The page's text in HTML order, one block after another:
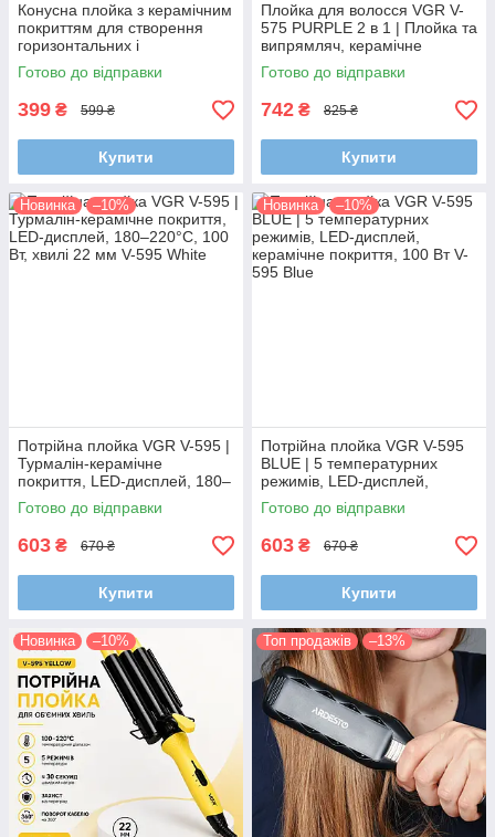
Конусна плойка з керамічним
покриттям для створення
горизонтальних і
вертикальних локонів Ardesto
HC-705
Готово до відправки
399 ₴ 599 ₴
Купити
Плойка для волосся VGR V-
575 PURPLE 2 в 1 | Плойка та
випрямляч, керамічне
покриття, 100–210°C, PTC
Готово до відправки
742 ₴ 825 ₴
Купити
Новинка –10%
Потрійна плойка VGR V-595 |
Турмалін-керамічне
покриття, LED-дисплей, 180–
220°C, 100 Вт, хвилі 22 мм
Готово до відправки
603 ₴ 670 ₴
Купити
Новинка –10%
Потрійна плойка VGR V-595
BLUE | 5 температурних
режимів, LED-дисплей,
керамічне покриття, 100 Вт
Готово до відправки
603 ₴ 670 ₴
Купити
Новинка –10% Топ продажів –13%